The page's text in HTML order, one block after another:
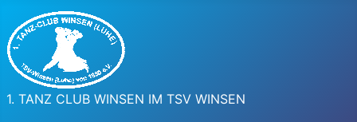
1. TANZ CLUB WINSEN IM TSV WINSEN